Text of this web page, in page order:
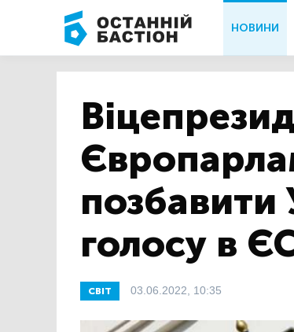
НОВИНИ
голосу в
СВІТ 03.06.2022, 10:35